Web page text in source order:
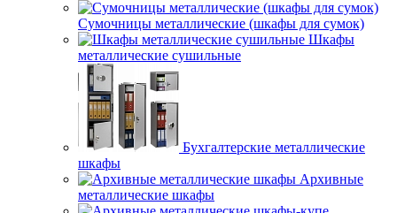
Сумочницы металлические (шкафы для сумок)
Шкафы
металлические сушильные
Бухгалтерские металлические
шкафы
Архивные
металлические шкафы